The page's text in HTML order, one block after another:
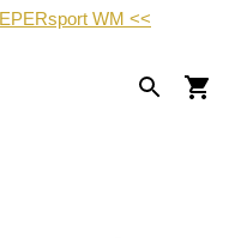
WM <<